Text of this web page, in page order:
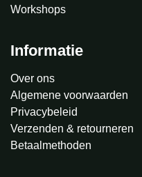
Workshops
Informatie
Over ons
Algemene voorwaarden
Privacybeleid
Verzenden & retourneren
Betaalmethoden